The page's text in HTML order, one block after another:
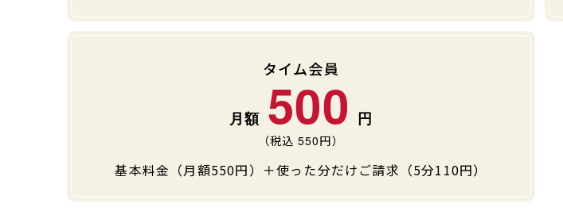
タイム会員
500
（税込 550円）
基本料金（月額550円）＋使った分だけご請求（5分110円）